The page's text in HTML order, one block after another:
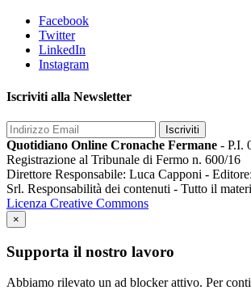
Facebook
Twitter
LinkedIn
Instagram
Iscriviti alla Newsletter
Iscriviti
Quotidiano Online Cronache Fermane - P.I.
Registrazione al Tribunale di Fermo n. 600/16
Direttore Responsabile: Luca Capponi -
Srl. Responsabilità dei contenuti - Tutto il
Licenza Creative Commons
×
Supporta il nostro lavoro
Abbiamo rilevato un ad blocker attivo. Per